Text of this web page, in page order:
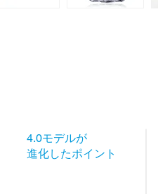
4.0モデルが
進化したポイント